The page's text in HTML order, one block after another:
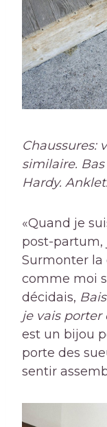
Chaussures:
similaire.
Hardy.
«Quand je
post-partum,
Surmonter la
comme moi
décidais,
je vais porter
est un bijou
porte des
sentir